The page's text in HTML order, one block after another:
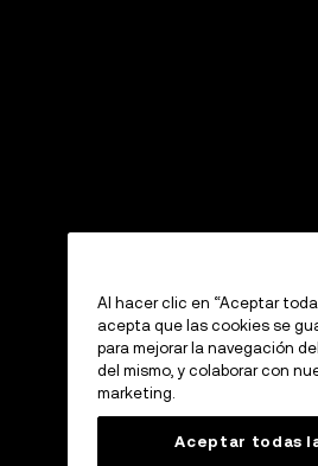
Al hacer clic en “Aceptar
acepta que las cookies se
para mejorar la navegación
del mismo, y colaborar con
marketing.
Aceptar todas